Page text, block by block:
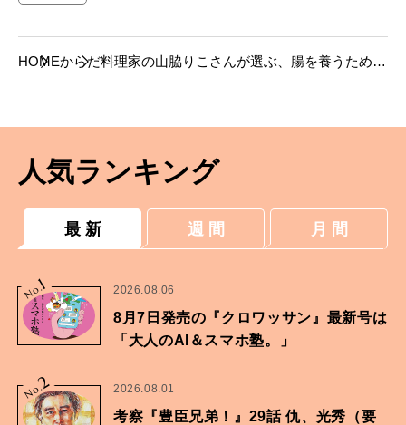
HOMEからだ料理家の山脇りこさんが選ぶ、腸を養うために
人気ランキング
最 新 週 間 月 間
No.
1 2026.08.06
8月7日発売の『クロワッサン』最新号は
「大人のAI＆スマホ塾。」
No.2 2026.08.01
考察『豊臣兄弟！』29話 仇、光秀（要